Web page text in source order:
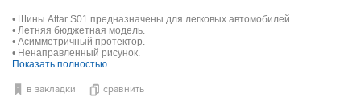
• Шины Attar S01 предназначены для легковых автомобилей.
• Летняя бюджетная модель.
• Асимметричный протектор.
• Ненаправленный рисунок.
Показать полностью
в закладки сравнить